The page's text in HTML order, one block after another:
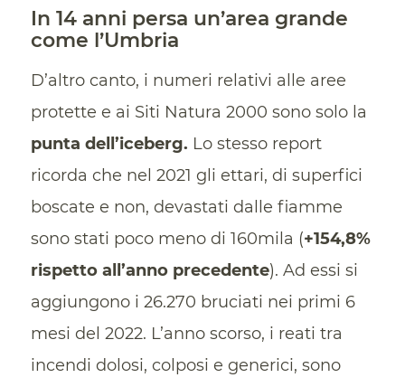
In 14 anni persa un’area grande
come l’Umbria
D’altro canto, i numeri relativi alle aree
protette e ai Siti Natura 2000 sono solo la
punta dell’iceberg. Lo stesso report
ricorda che nel 2021 gli ettari, di superfici
boscate e non, devastati dalle fiamme
sono stati poco meno di 160mila (+154,8%
rispetto all’anno precedente). Ad essi si
aggiungono i 26.270 bruciati nei primi 6
mesi del 2022. L’anno scorso, i reati tra
incendi dolosi, colposi e generici, sono